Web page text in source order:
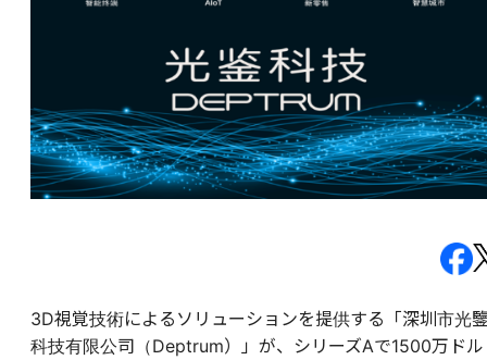
3D視覚技術によるソリューションを提供する「深圳市光
科技有限公司（Deptrum）」が、シリーズAで1500万ドル